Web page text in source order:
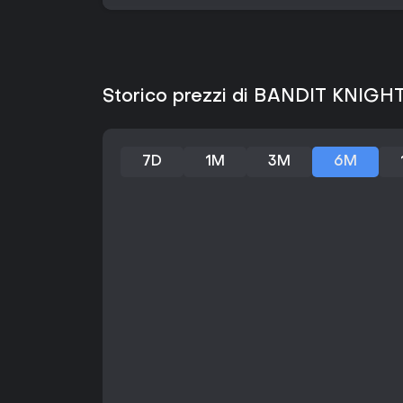
Storico prezzi di BANDIT
7D 1M 3M 6M